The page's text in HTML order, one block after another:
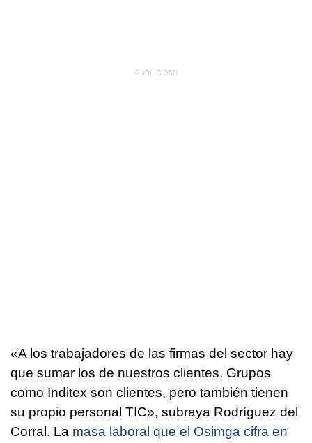
«A los trabajadores de las firmas del sector hay
que sumar los de nuestros clientes. Grupos
como Inditex son clientes, pero también tienen
su propio personal TIC», subraya Rodríguez del
Corral. La masa laboral que el Osimga cifra en